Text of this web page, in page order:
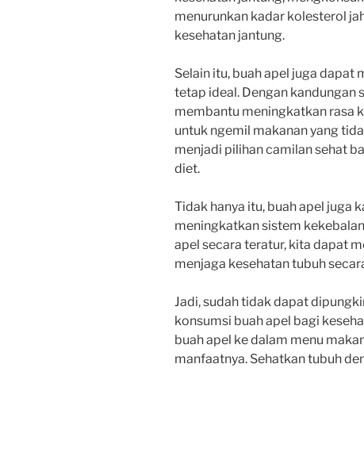
menurunkan kadar kolesterol
kesehatan jantung.
Selain itu, buah apel juga
tetap ideal. Dengan kandungan
membantu meningkatkan rasa
untuk ngemil makanan yang
menjadi pilihan camilan sehat
diet.
Tidak hanya itu, buah apel juga
meningkatkan sistem
apel secara teratur, kita dapat
menjaga kesehatan tubuh
Jadi, sudah tidak dapat
konsumsi buah apel bagi
buah apel ke dalam menu
manfaatnya. Sehatkan tubuh